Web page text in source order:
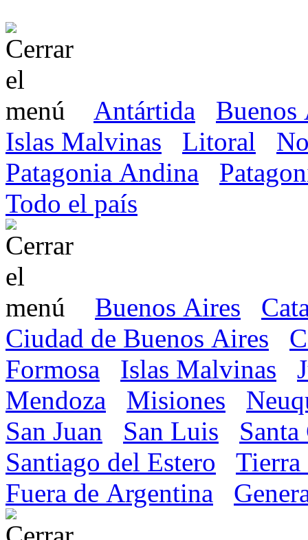
Antártida
Buenos
Islas Malvinas
Litoral
Patagonia Andina
Todo el país
Buenos Aires
Ciudad de Buenos Aires
Formosa
Islas Malvinas
Mendoza
Misiones
San Juan
San Luis
Santiago del Estero
Tierra
Fuera de Argentina